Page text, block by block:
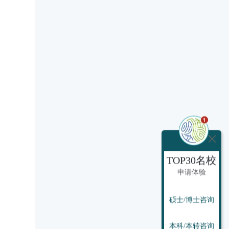
TOP30名校
申请体验
硕士/博士咨询
本科/本转咨询